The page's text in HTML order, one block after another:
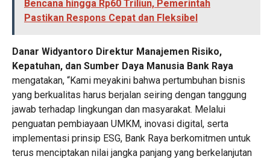
Bencana hingga Rp60 Triliun, Pemerintah
Pastikan Respons Cepat dan Fleksibel
Danar Widyantoro Direktur Manajemen Risiko,
Kepatuhan, dan Sumber Daya Manusia Bank Raya
mengatakan, “Kami meyakini bahwa pertumbuhan bisnis
yang berkualitas harus berjalan seiring dengan tanggung
jawab terhadap lingkungan dan masyarakat. Melalui
penguatan pembiayaan UMKM, inovasi digital, serta
implementasi prinsip ESG, Bank Raya berkomitmen untuk
terus menciptakan nilai jangka panjang yang berkelanjutan